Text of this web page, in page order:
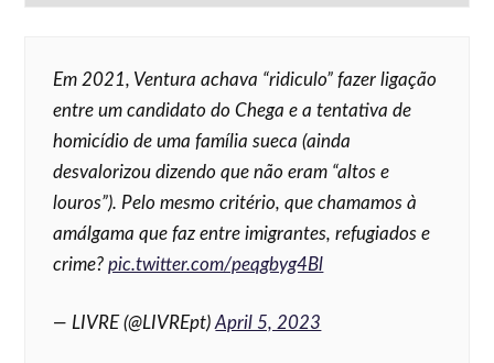
Em 2021, Ventura achava “ridiculo” fazer ligação
entre um candidato do Chega e a tentativa de
homicídio de uma família sueca (ainda
desvalorizou dizendo que não eram “altos e
louros”). Pelo mesmo critério, que chamamos à
amálgama que faz entre imigrantes, refugiados e
crime?pic.twitter.com/peqgbyg4Bl
— LIVRE (@LIVREpt)April 5, 2023